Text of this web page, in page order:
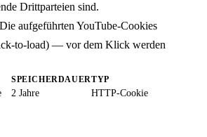
Drittparteien sind.
aufgeführten YouTube-Cookies
to-load) — vor dem Klick werden
SPEICHERDAUERTYP
2 Jahre HTTP-Cookie